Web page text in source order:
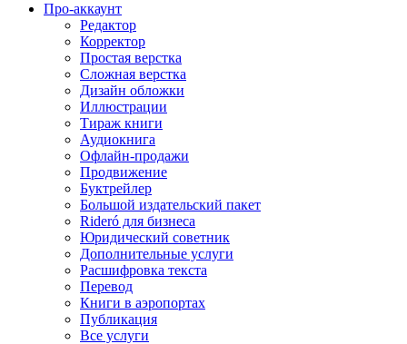
Про-аккаунт
Редактор
Корректор
Простая верстка
Сложная верстка
Дизайн обложки
Иллюстрации
Тираж книги
Аудиокнига
Офлайн-продажи
Продвижение
Буктрейлер
Большой издательский пакет
Rideró для бизнеса
Юридический советник
Дополнительные услуги
Расшифровка текста
Перевод
Книги в аэропортах
Публикация
Все услуги